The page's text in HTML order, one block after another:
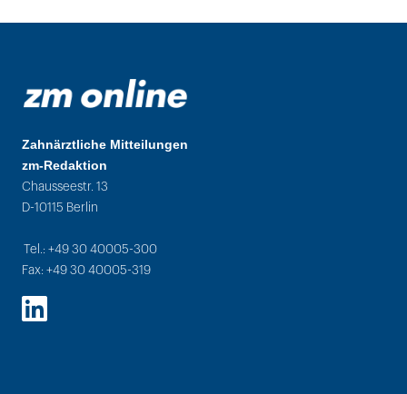
Zahnärztliche Mitteilungen
zm-Redaktion
Chausseestr. 13
D-10115 Berlin
Tel.: +49 30 40005-300
Fax: +49 30 40005-319
LinkedIn